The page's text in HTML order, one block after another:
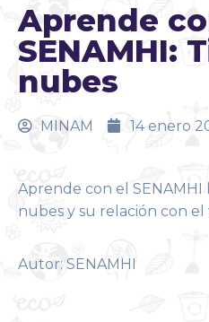
Aprende
SENAMHI:
nubes
MINAM 14 enero
Aprende con el
nubes y su relación con el
Autor: SENAMHI